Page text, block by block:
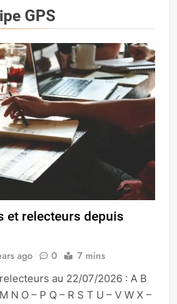
GPS
et relecteurs depuis
ago 0 7 mins
au 22/07/2026 : A B
N O – P Q – R S T U – V W X –